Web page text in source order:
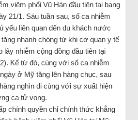
viêm phổi Vũ Hán đầu tiên tại bang
21/1. Sáu tuần sau, số ca nhiễm
yếu liên quan đến du khách nước
nhanh chóng từ khi cơ quan y tế
nhiễm cộng đồng đầu tiên tại
Kể từ đó, cùng với số ca nhiễm
ở Mỹ tăng lên hàng chục, sau
nghìn đi cùng với sự xuất hiện
ca tử vong.
chính quyền chỉ chính thức khẳng